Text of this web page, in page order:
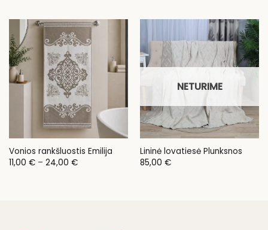
Vonios rankšluostis Emilija
11,00 € – 24,00 €Price
NETURIME
Lininė lovatiesė Plunksnos
85,00 €